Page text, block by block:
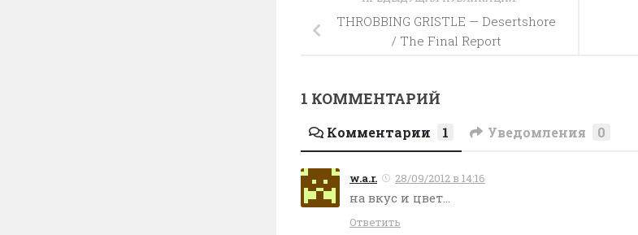
THROBBING GRISTLE — Desertshore
/ The Final Report
1 КОММЕНТАРИЙ
Комментарии 1 Уведомления 0
w.a.r. 28/09/2012 в 14:16
на вкус и цвет…
Ответить